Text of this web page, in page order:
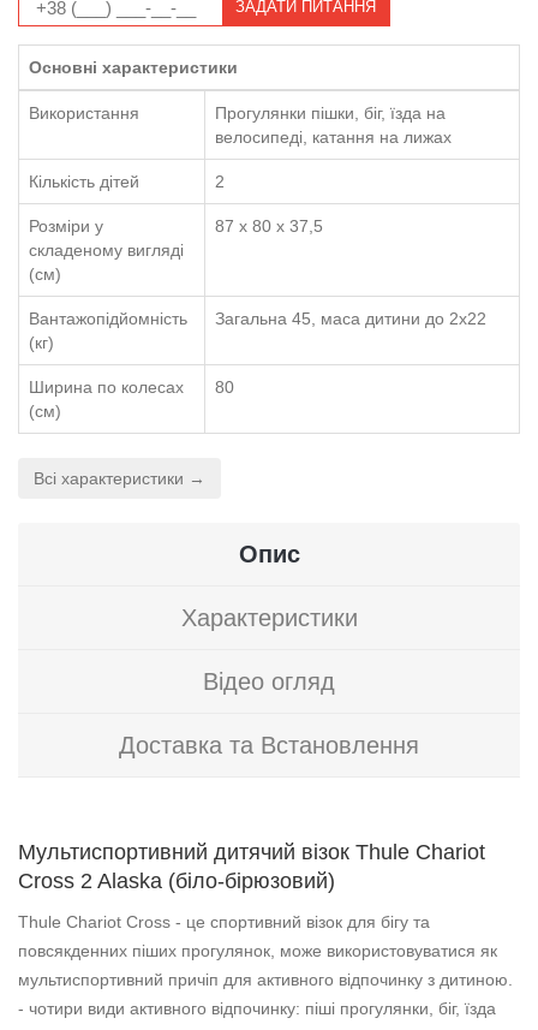
ЗАДАТИ ПИТАННЯ
Основні характеристики
Використання
Прогулянки пішки, біг, їзда на
велосипеді, катання на лижах
Кількість дітей 2
Розміри у
складеному вигляді
(см)
87 x 80 x 37,5
Вантажопідйомність
(кг)
Загальна 45, маса дитини до 2х22
Ширина по колесах
(см)
80
Всі характеристики →
Опис
Характеристики
Відео огляд
Доставка та Встановлення
Мультиспортивний дитячий візок Thule Chariot
Cross 2 Alaska (біло-бірюзовий)
Thule Chariot Cross - це спортивний візок для бігу та
повсякденних піших прогулянок, може використовуватися як
мультиспортивний причіп для активного відпочинку з дитиною.
- чотири види активного відпочинку: піші прогулянки, біг, їзда